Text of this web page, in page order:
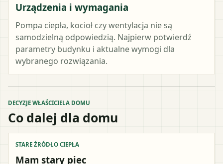
Urządzenia i wymagania
Pompa ciepła, kocioł czy wentylacja nie są
samodzielną odpowiedzią. Najpierw potwierdź
parametry budynku i aktualne wymogi dla
wybranego rozwiązania.
DECYZJE WŁAŚCICIELA DOMU
Co dalej dla domu
STARE ŹRÓDŁO CIEPŁA
Mam stary piec